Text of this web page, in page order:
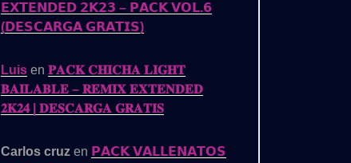
𝗘𝗫𝗧𝗘𝗡𝗗𝗘𝗗 𝟮𝗞𝟮𝟯 – 𝗣𝗔𝗖𝗞 𝗩𝗢𝗟.𝟲
(𝗗𝗘𝗦𝗖𝗔𝗥𝗚𝗔 𝗚𝗥𝗔𝗧𝗜𝗦)
Luis en 𝐏𝐀𝐂𝐊 𝐂𝐇𝐈𝐂𝐇𝐀 𝐋𝐈𝐆𝐇𝐓
𝐁𝐀𝐈𝐋𝐀𝐁𝐋𝐄 – 𝐑𝐄𝐌𝐈𝐗 𝐄𝐗𝐓𝐄𝐍𝐃𝐄𝐃
𝟐𝐊𝟐𝟒 | 𝐃𝐄𝐒𝐂𝐀𝐑𝐆𝐀 𝐆𝐑𝐀𝐓𝐈𝐒
Carlos cruz en 𝗣𝗔𝗖𝗞 𝗩𝗔𝗟𝗟𝗘𝗡𝗔𝗧𝗢𝗦